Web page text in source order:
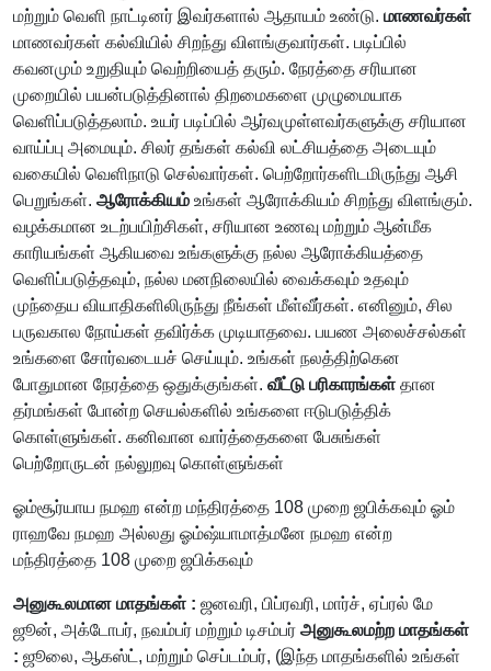
மற்றும் வெளி நாட்டினர் இவர்களால் ஆதாயம் உண்டு. மாணவர்கள்
மாணவர்கள் கல்வியில் சிறந்து விளங்குவார்கள். படிப்பில்
கவனமும் உறுதியும் வெற்றியைத் தரும். நேரத்தை சரியான
முறையில் பயன்படுத்தினால் திறமைகளை முழுமையாக
வெளிப்படுத்தலாம். உயர் படிப்பில் ஆர்வமுள்ளவர்களுக்கு சரியான
வாய்ப்பு அமையும். சிலர் தங்கள் கல்வி லட்சியத்தை அடையும்
வகையில் வெளிநாடு செல்வார்கள். பெற்றோர்களிடமிருந்து ஆசி
பெறுங்கள். ஆரோக்கியம் உங்கள் ஆரோக்கியம் சிறந்து விளங்கும்.
வழக்கமான உடற்பயிற்சிகள், சரியான உணவு மற்றும் ஆன்மீக
காரியங்கள் ஆகியவை உங்களுக்கு நல்ல ஆரோக்கியத்தை
வெளிப்படுத்தவும், நல்ல மனநிலையில் வைக்கவும் உதவும்
முந்தைய வியாதிகளிலிருந்து நீங்கள் மீள்வீர்கள். எனினும், சில
பருவகால நோய்கள் தவிர்க்க முடியாதவை. பயண அலைச்சல்கள்
உங்களை சோர்வடையச் செய்யும். உங்கள் நலத்திற்கென
போதுமான நேரத்தை ஒதுக்குங்கள். வீட்டு பரிகாரங்கள் தான
தர்மங்கள் போன்ற செயல்களில் உங்களை ஈடுபடுத்திக்
கொள்ளுங்கள். கனிவான வார்த்தைகளை பேசுங்கள்
பெற்றோருடன் நல்லுறவு கொள்ளுங்கள்
ஓம்சூர்யாய நமஹ என்ற மந்திரத்தை 108 முறை ஜபிக்கவும் ஓம்
ராஹவே நமஹ அல்லது ஓம்ஷ்யாமாத்மனே நமஹ என்ற
மந்திரத்தை 108 முறை ஜபிக்கவும்
அனுகூலமான மாதங்கள் : ஜனவரி, பிப்ரவரி, மார்ச், ஏப்ரல் மே
ஜூன், அக்டோபர், நவம்பர் மற்றும் டிசம்பர் அனுகூலமற்ற மாதங்கள்
: ஜூலை, ஆகஸ்ட், மற்றும் செப்டம்பர், (இந்த மாதங்களில் உங்கள்